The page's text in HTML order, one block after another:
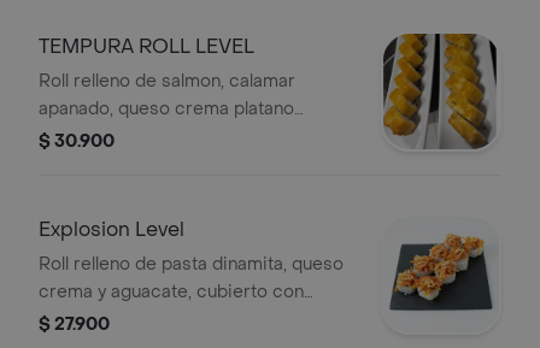
TEMPURA ROLL LEVEL
Roll relleno de salmon, calamar
apanado, queso crema platano
maduro y masago, totalmente
$ 30.900
Explosion Level
Roll relleno de pasta dinamita, queso
crema y aguacate, cubierto con
topping dinamita explosión.
$ 27.900